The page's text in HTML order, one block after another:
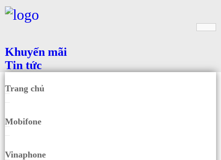
Khuyến mãi
Tin tức
Trang chủ
Mobifone
Vinaphone